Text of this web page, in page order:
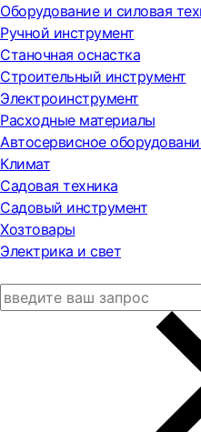
Оборудование и силовая
Ручной инструмент
Станочная оснастка
Строительный инструмент
Электроинструмент
Расходные материалы
Автосервисное
Климат
Садовая техника
Садовый инструмент
Хозтовары
Электрика и свет